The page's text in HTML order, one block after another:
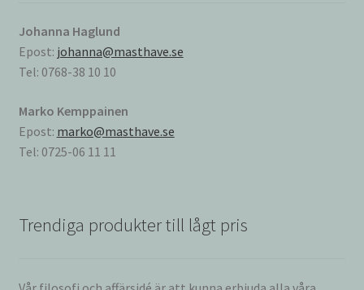
Johanna Haglund
Epost: johanna@masthave.se
Tel: 0768-38 10 10
Marko Kemppainen
Epost: marko@masthave.se
Tel: 0725-06 11 11
Trendiga produkter till lågt pris